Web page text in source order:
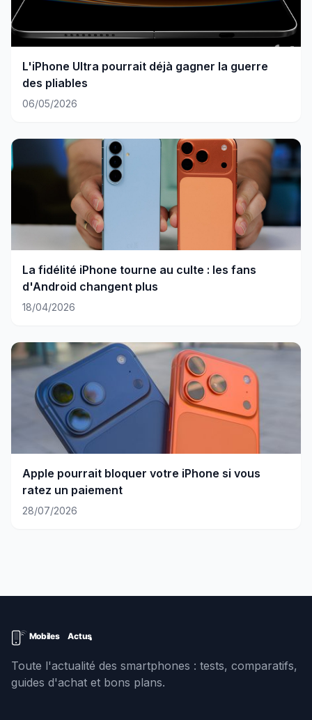
L'iPhone Ultra pourrait déjà gagner la guerre
des pliables
06/05/2026
La fidélité iPhone tourne au culte : les fans
d'Android changent plus
18/04/2026
Apple pourrait bloquer votre iPhone si vous
ratez un paiement
28/07/2026
Toute l'actualité des smartphones : tests, comparatifs,
guides d'achat et bons plans.